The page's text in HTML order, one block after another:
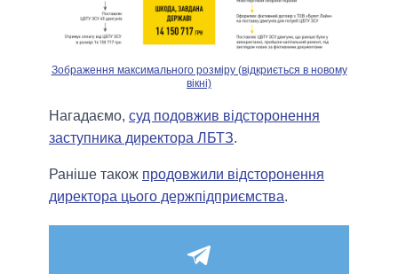
Зображення максимального розміру (відкриється в новому
вікні)
Нагадаємо, суд подовжив відсторонення
заступника директора ЛБТЗ.
Раніше також продовжили відсторонення
директора цього держпідприємства.